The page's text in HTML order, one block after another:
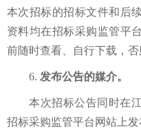
本次招标的招标文件和 后
资料均在招标采购监管平台
前随时查看、自行下载，
6. 发布公告的媒介。
本次招标公告同时在
招标采购监管平台 网站 上发